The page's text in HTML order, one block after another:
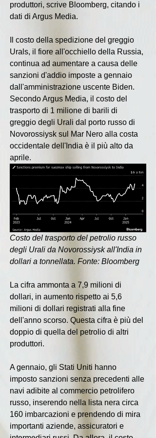
produttori, scrive Bloomberg, citando i
dati di Argus Media.
Il costo della spedizione del greggio
Urals, il fiore all'occhiello della Russia,
continua ad aumentare a causa delle
sanzioni d'addio imposte a gennaio
dall'amministrazione uscente Biden.
Secondo Argus Media, il costo del
trasporto di 1 milione di barili di
greggio degli Urali dal porto russo di
Novorossiysk sul Mar Nero alla costa
occidentale dell'India è il più alto da
aprile.
Costo del trasporto del petrolio russo
degli Urali da Novorossiysk all'India in
dollari a tonnellata. Fonte: Bloomberg
La cifra ammonta a 7,9 milioni di
dollari, in aumento rispetto ai 5,6
milioni di dollari registrati alla fine
dell'anno scorso. Questa cifra è più del
doppio di quella del petrolio di altri
produttori.
A gennaio, gli Stati Uniti hanno
imposto sanzioni senza precedenti alle
navi adibite al commercio petrolifero
russo, inserendo nella lista nera circa
160 imbarcazioni e prendendo di mira
importanti aziende, assicuratori e